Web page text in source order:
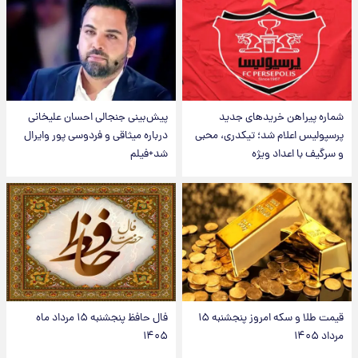
شماره پیراهن خریدهای جدید
پرسپولیس اعلام شد؛ تیکدری، محبی
و سرگیف با اعداد ویژه
پیش‌بینی جنجالی احسان علیخانی
درباره میثاقی و فردوسی پور وایرال
شد+فیلم
قیمت طلا و سکه امروز پنجشنبه ۱۵
مرداد ۱۴۰۵
فال حافظ پنجشنبه ۱۵ مرداد ماه
۱۴۰۵